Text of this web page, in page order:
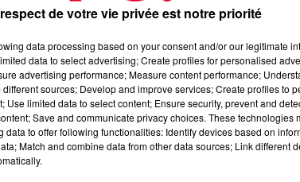
aussi auteur du tubes « The Weekend »
avec un nouvel album baptisé « L’Ecole de
Louis Vuitton, Dior, résidente du
international entre Paris, Saint-Tropez, Londres et
de votre vie privée est notre priorité
data processing based on your consent and/or our legitimate
data to select advertising; Create profiles for personalised
advertising performance; Measure content performance;
sources; Develop and improve services; Create profiles to
limited data to select content; Ensure security, prevent and
Save and communicate privacy choices. These technologies
data to offer following functionalities: Identify devices based on
Match and combine data from other data sources; Link different